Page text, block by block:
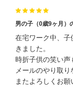
男の子（0歳9ヶ月）
在宅ワーク中、子
きました。
時折子供の笑い声
メールのやり取り
またよろしくお願